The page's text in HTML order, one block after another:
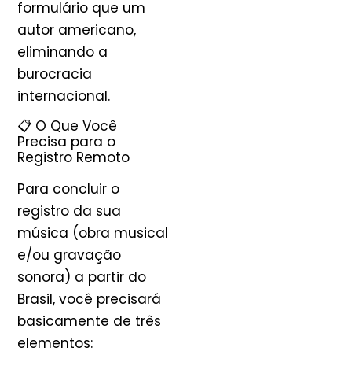
formulário que um
autor americano,
eliminando a
burocracia
internacional.
📋 O Que Você
Precisa para o
Registro Remoto
Para concluir o
registro da sua
música (obra musical
e/ou gravação
sonora) a partir do
Brasil, você precisará
basicamente de três
elementos: